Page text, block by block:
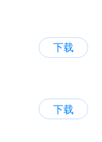
下载
下载